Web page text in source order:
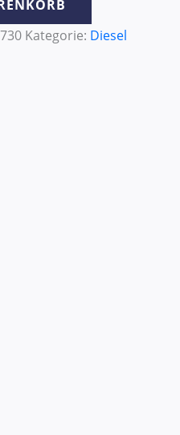
Kategorie: Diesel